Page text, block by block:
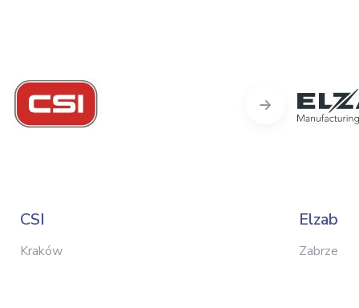
CSI
Kraków
Elzab
Zabrze
Next